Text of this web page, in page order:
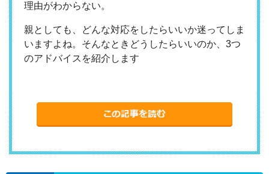
理由がわからない。
親としても、どんな対応をしたらいいか迷ってしま
いますよね。そんなときどうしたらいいのか、3つ
のアドバイスを紹介します